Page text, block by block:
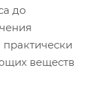
до
веществ